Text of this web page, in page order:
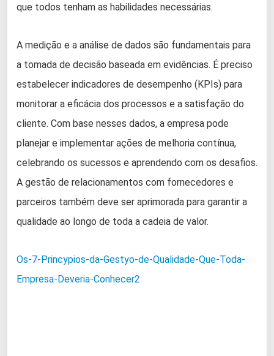
que todos tenham as habilidades necessárias.
A medição e a análise de dados são fundamentais para
a tomada de decisão baseada em evidências. É preciso
estabelecer indicadores de desempenho (KPIs) para
monitorar a eficácia dos processos e a satisfação do
cliente. Com base nesses dados, a empresa pode
planejar e implementar ações de melhoria contínua,
celebrando os sucessos e aprendendo com os desafios.
A gestão de relacionamentos com fornecedores e
parceiros também deve ser aprimorada para garantir a
qualidade ao longo de toda a cadeia de valor.
Os-7-Princypios-da-Gestyo-de-Qualidade-Que-Toda-
Empresa-Deveria-Conhecer2